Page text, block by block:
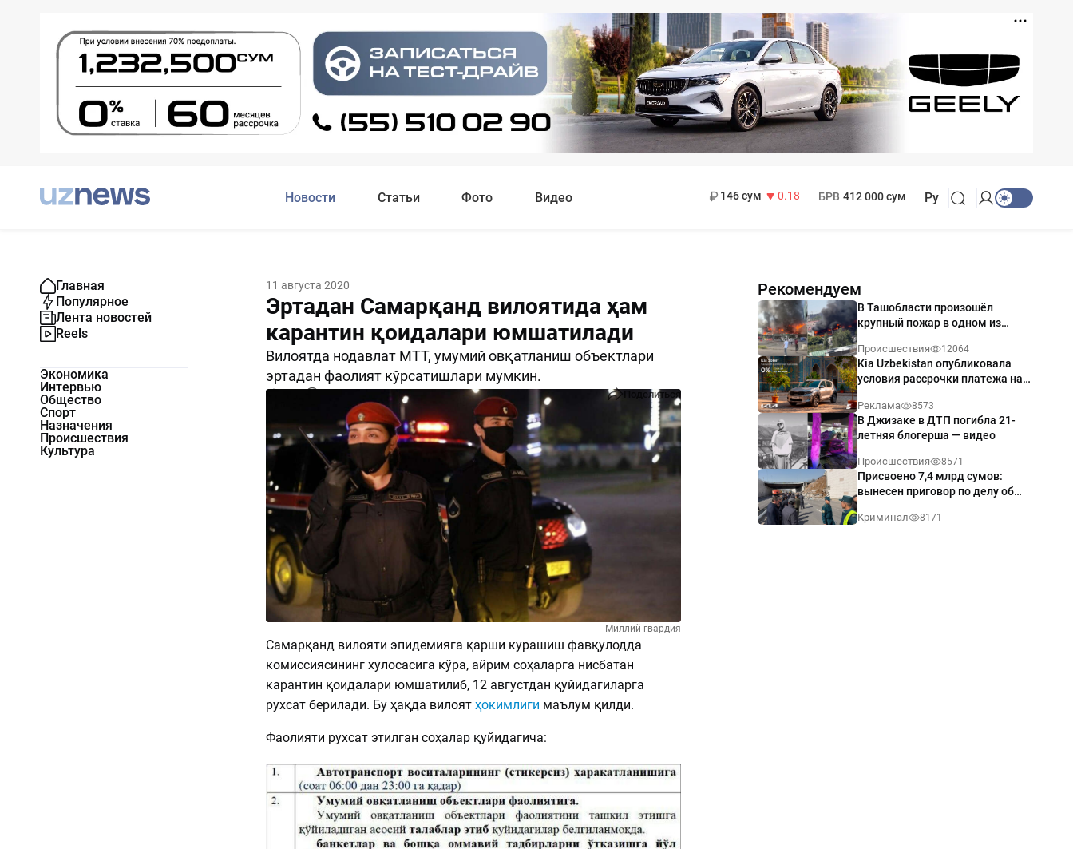
Новости Статьи Фото Видео
146 сум
-0.18
БРВ 412 000 сум Ру
Главная
Популярное
Лента новостей
Reels
Экономика
Интервью
Общество
Спорт
Назначения
Происшествия
Культура
11 августа 2020
Эртадан Самарқанд вилоятида ҳам
карантин қоидалари юмшатилади
Вилоятда нодавлат МТТ, умумий овқатланиш объектлари
эртадан фаолият кўрсатишлари мумкин.
Поделиться
Миллий гвардия
Самарқанд вилояти эпидемияга қарши курашиш фавқулодда
комиссиясининг хулосасига кўра, айрим соҳаларга нисбатан
карантин қоидалари юмшатилиб, 12 августдан қуйидагиларга
рухсат берилади. Бу ҳақда вилоят ҳокимлиги маълум қилди.
Фаолияти рухсат этилган соҳалар қуйидагича:
Рекомендуем
В Ташобласти произошёл
крупный пожар в одном из
Происшествия 12064
Kia Uzbekistan опубликовала
условия рассрочки платежа на
годовых
Реклама 8573
В Джизаке в ДТП погибла 21-
летняя блогерша — видео
Происшествия 8571
Присвоено 7,4 млрд сумов:
вынесен приговор по делу об
Ташкенте
Криминал 8171